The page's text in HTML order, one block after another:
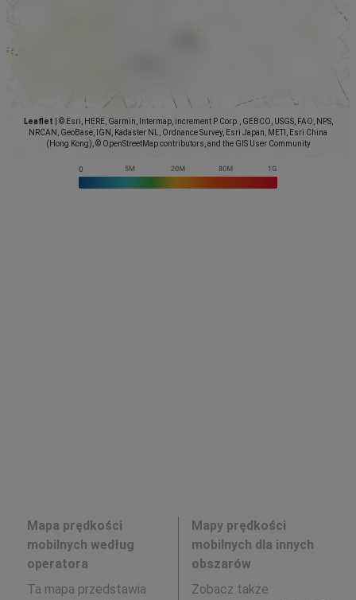
Leaflet
© Esri, HERE, Garmin, Intermap, increment P Corp., GEBCO, USGS, FAO, NPS,
NRCAN, GeoBase, IGN, Kadaster NL, Ordnance Survey, Esri Japan, METI, Esri China
(Hong Kong), © OpenStreetMap contributors, and the GIS User Community
Mapa prędkości
mobilnych według
operatora
Ta mapa przedstawia
Mapy prędkości
mobilnych dla innych
obszarów
Zobacz także